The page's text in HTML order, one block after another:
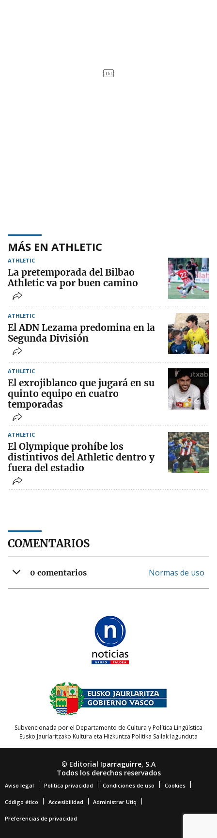
MÁS EN ATHLETIC
ATHLETIC
La pretemporada del Bilbao
Athletic va por buen camino
ATHLETIC
El ADN Lezama predomina en la
Segunda División
ATHLETIC
El exrojiblanco que jugará en su
quinto equipo en cuatro
temporadas
ATHLETIC
El Olympique prohíbe los
distintivos del Athletic dentro y
fuera del estadio
COMENTARIOS
0 comentarios Normas de uso
Subvencionada por el Departamento de Cultura y Política Lingüística
Eusko Jaurlaritzako Kultura eta Hizkuntza Politika Sailak lagunduta
© Editorial Iparraguirre, S.A
Todos los derechos reservados
Aviso legal Política privacidad Condiciones de uso Cookies
Código ético Accesibilidad Administrar Utiq
Preferencias de privacidad